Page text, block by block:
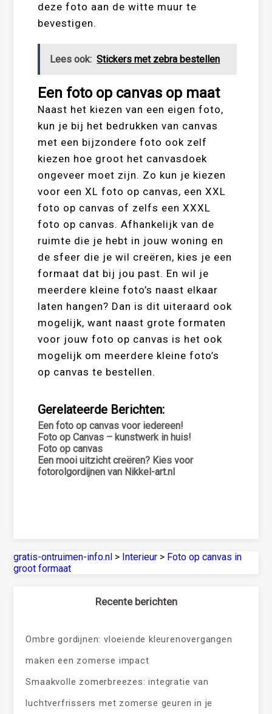
deze foto aan de witte muur te
bevestigen.
Lees ook: Stickers met zebra bestellen
Een foto op canvas op maat
Naast het kiezen van een eigen foto,
kun je bij het bedrukken van canvas
met een bijzondere foto ook zelf
kiezen hoe groot het canvasdoek
ongeveer moet zijn. Zo kun je kiezen
voor een XL foto op canvas, een XXL
foto op canvas of zelfs een XXXL
foto op canvas. Afhankelijk van de
ruimte die je hebt in jouw woning en
de sfeer die je wil creëren, kies je een
formaat dat bij jou past. En wil je
meerdere kleine foto’s naast elkaar
laten hangen? Dan is dit uiteraard ook
mogelijk, want naast grote formaten
voor jouw foto op canvas is het ook
mogelijk om meerdere kleine foto’s
op canvas te bestellen.
Gerelateerde Berichten:
Een foto op canvas voor iedereen!
Foto op Canvas – kunstwerk in huis!
Foto op canvas
Een mooi uitzicht creëren? Kies voor
fotorolgordijnen van Nikkel-art.nl
gratis-ontruimen-info.nl > Interieur > Foto op canvas in
groot formaat
Recente berichten
Ombre gordijnen: vloeiende kleurenovergangen
maken een zomerse impact
Smaakvolle zomerbreezes: integratie van
luchtverfrissers met zomerse geuren in je